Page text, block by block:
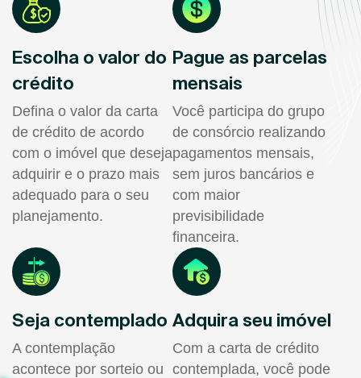
Escolha o valor do
crédito
Defina o valor da carta
de crédito de acordo
com o imóvel que deseja
adquirir e o prazo mais
adequado para o seu
planejamento.
Pague as parcelas
mensais
Você participa do grupo
de consórcio realizando
pagamentos mensais,
sem juros bancários e
com maior
previsibilidade
financeira.
Seja contemplado
A contemplação
acontece por sorteio ou
Adquira seu imóvel
Com a carta de crédito
contemplada, você pode